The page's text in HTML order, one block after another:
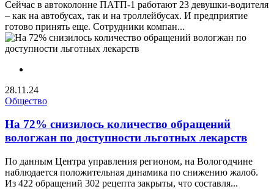
Сейчас в автоколонне ПАТП-1 работают 23 девушки-водителя
– как на автобусах, так и на троллейбусах. И предприятие
готово принять еще. Сотрудники компан...
28.11.24
Общество
На 72% снизилось количество обращений
вологжан по доступности льготных лекарств
По данным Центра управления регионом, на Вологодчине
наблюдается положительная динамика по снижению жалоб.
Из 422 обращений 302 рецепта закрыты, что составля...